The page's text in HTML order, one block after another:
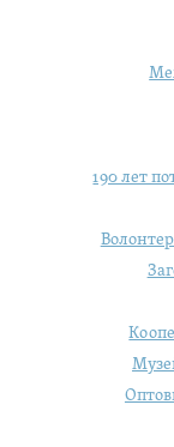
190 лет